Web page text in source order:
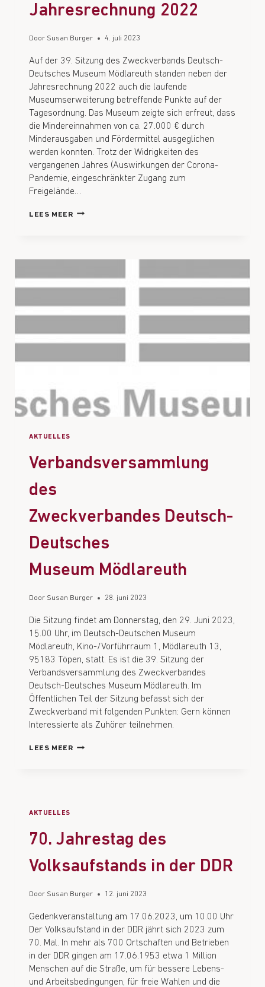
Jahresrechnung 2022
Door Susan Burger 4. juli 2023
Auf der 39. Sitzung des Zweckverbands Deutsch-
Deutsches Museum Mödlareuth standen neben der
Jahresrechnung 2022 auch die laufende
Museumserweiterung betreffende Punkte auf der
Tagesordnung. Das Museum zeigte sich erfreut, dass
die Mindereinnahmen von ca. 27.000 € durch
Minderausgaben und Fördermittel ausgeglichen
werden konnten. Trotz der Widrigkeiten des
vergangenen Jahres (Auswirkungen der Corona-
Pandemie, eingeschränkter Zugang zum
Freigelände…
LEES MEER
AKTUELLES
Verbandsversammlung
des
Zweckverbandes Deutsch-
Deutsches
Museum Mödlareuth
Door Susan Burger 28. juni 2023
Die Sitzung findet am Donnerstag, den 29. Juni 2023,
15.00 Uhr, im Deutsch-Deutschen Museum
Mödlareuth, Kino-/Vorführraum 1, Mödlareuth 13,
95183 Töpen, statt. Es ist die 39. Sitzung der
Verbandsversammlung des Zweckverbandes
Deutsch-Deutsches Museum Mödlareuth. Im
Öffentlichen Teil der Sitzung befasst sich der
Zweckverband mit folgenden Punkten: Gern können
Interessierte als Zuhörer teilnehmen.
LEES MEER
AKTUELLES
70. Jahrestag des
Volksaufstands in der DDR
Door Susan Burger 12. juni 2023
Gedenkveranstaltung am 17.06.2023, um 10.00 Uhr
Der Volksaufstand in der DDR jährt sich 2023 zum
70. Mal. In mehr als 700 Ortschaften und Betrieben
in der DDR gingen am 17.06.1953 etwa 1 Million
Menschen auf die Straße, um für bessere Lebens-
und Arbeitsbedingungen, für freie Wahlen und die